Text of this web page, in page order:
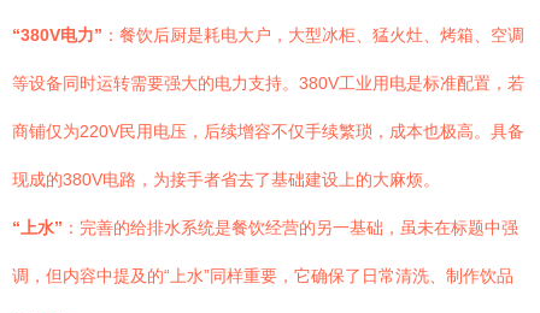
“380V电力” ：餐饮后厨是耗电大户，大型冰柜、猛火灶、烤箱、空调
等设备同时运转需要强大的电力支持。380V工业用电是标准配置，若
商铺仅为220V民用电压，后续增容不仅手续繁琐，成本也极高。具备
现成的380V电路，为接手者省去了基础建设上的大麻烦。
“上水” ：完善的给排水系统是餐饮经营的另一基础，虽未在标题中强
调，但内容中提及的“上水”同样重要，它确保了日常清洗、制作饮品